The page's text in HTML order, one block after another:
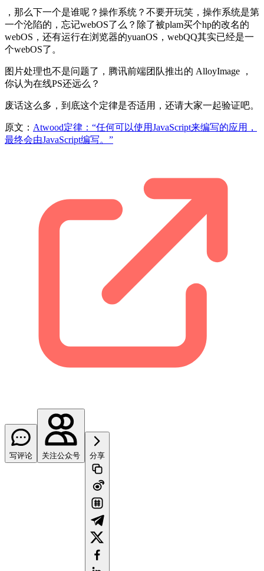
，那么下一个是谁呢？操作系统？不要开玩笑，操作系统是第
一个沦陷的，忘记webOS了么？除了被plam买个hp的改名的
webOS，还有运行在浏览器的yuanOS，webQQ其实已经是一
个webOS了。
图片处理也不是问题了，腾讯前端团队推出的 AlloyImage ，
你认为在线PS还远么？
废话这么多，到底这个定律是否适用，还请大家一起验证吧。
原文： Atwood定律：“任何可以使用JavaScript来编写的应用，
最终会由JavaScript编写。”
写评论 关注公众号 分享